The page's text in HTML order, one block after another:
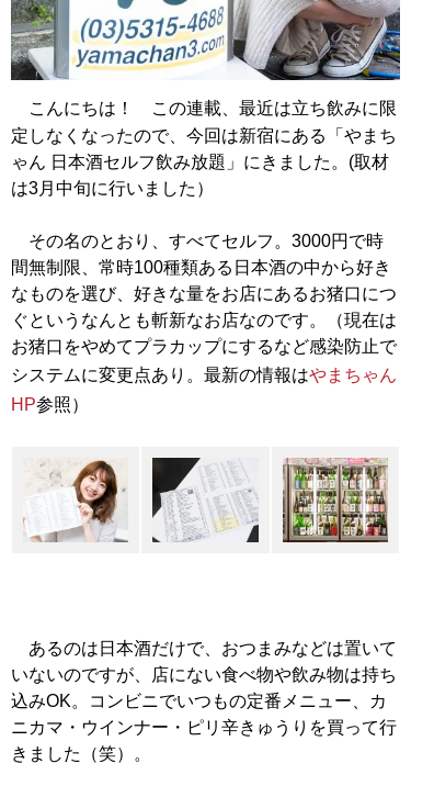
こんにちは！ この連載、最近は立ち飲みに限
定しなくなったので、今回は新宿にある「やまち
ゃん 日本酒セルフ飲み放題」にきました。(取材
は3月中旬に行いました）
その名のとおり、すべてセルフ。3000円で時
間無制限、常時100種類ある日本酒の中から好き
なものを選び、好きな量をお店にあるお猪口につ
ぐというなんとも斬新なお店なのです。（現在は
お猪口をやめてプラカップにするなど感染防止で
システムに変更点あり。最新の情報はやまちゃん
HP参照）
あるのは日本酒だけで、おつまみなどは置いて
いないのですが、店にない食べ物や飲み物は持ち
込みOK。コンビニでいつもの定番メニュー、カ
ニカマ・ウインナー・ピリ辛きゅうりを買って行
きました（笑）。